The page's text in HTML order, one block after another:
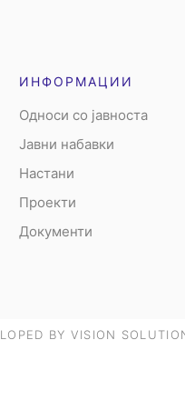
ИНФОРМАЦИИ
Односи со јавноста
Јавни набавки
Настани
Проекти
Документи
BY VISION